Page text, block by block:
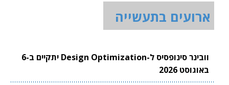
ארועים בתעשייה
וובינר סינופסיס ל-Design Optimization יתקיים ב-6
באוגוסט 2026